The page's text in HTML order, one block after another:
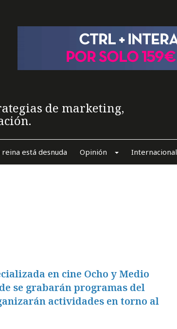
de marketing,
reina está desnuda Opinión Internacional
en cine Ocho y Medio
se grabarán programas del
actividades en torno al